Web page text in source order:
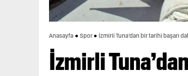
Anasayfa Spor İzmirli Tuna’dan bir tarihi başarı
İzmirli